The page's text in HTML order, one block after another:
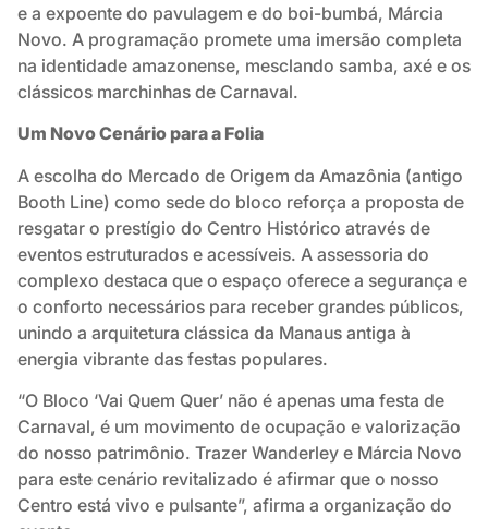
e a expoente do pavulagem e do boi-bumbá, Márcia
Novo. A programação promete uma imersão completa
na identidade amazonense, mesclando samba, axé e os
clássicos marchinhas de Carnaval.
Um Novo Cenário para a Folia
A escolha do Mercado de Origem da Amazônia (antigo
Booth Line) como sede do bloco reforça a proposta de
resgatar o prestígio do Centro Histórico através de
eventos estruturados e acessíveis. A assessoria do
complexo destaca que o espaço oferece a segurança e
o conforto necessários para receber grandes públicos,
unindo a arquitetura clássica da Manaus antiga à
energia vibrante das festas populares.
“O Bloco ‘Vai Quem Quer’ não é apenas uma festa de
Carnaval, é um movimento de ocupação e valorização
do nosso patrimônio. Trazer Wanderley e Márcia Novo
para este cenário revitalizado é afirmar que o nosso
Centro está vivo e pulsante”, afirma a organização do